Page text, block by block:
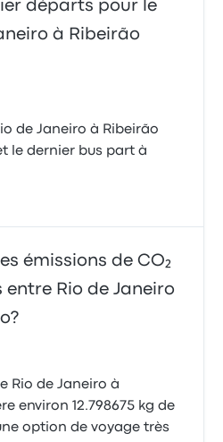
départs pour le
à Ribeirão
de Janeiro à Ribeirão
le dernier bus part à
émissions de CO₂
Rio de Janeiro
Rio de Janeiro à
environ 12.798675 kg de
option de voyage très